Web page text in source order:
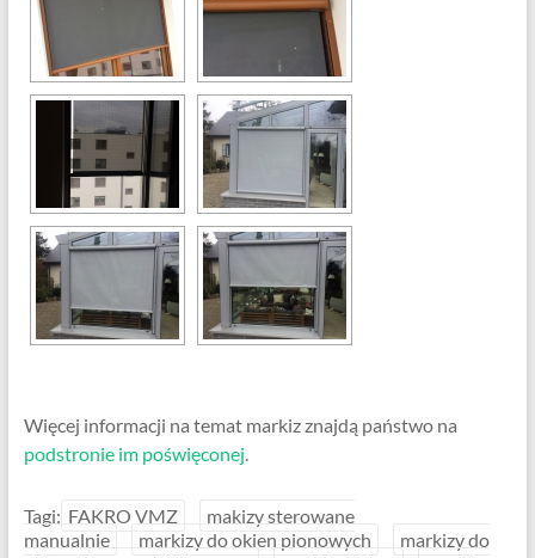
Więcej informacji na temat markiz znajdą państwo na
podstronie im poświęconej.
Tagi: FAKRO VMZ
makizy sterowane
manualnie
markizy do okien pionowych
markizy do